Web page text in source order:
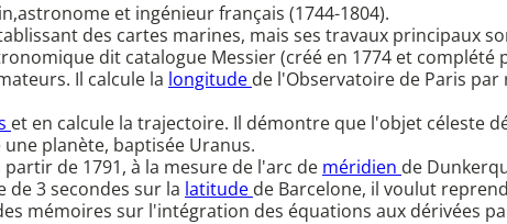
et ingénieur français (1744-1804).
des cartes marines, mais ses travaux principaux
dit catalogue Messier (créé en 1774 et
Il calcule la longitude de l'Observatoire de Paris
et en calcule la trajectoire. Il démontre que l'objet céleste
planète, baptisée Uranus.
partir de 1791, à la mesure de l'arc de méridien de
3 secondes sur la latitude de Barcelone, il voulut
mémoires sur l'intégration des équations aux dérivées